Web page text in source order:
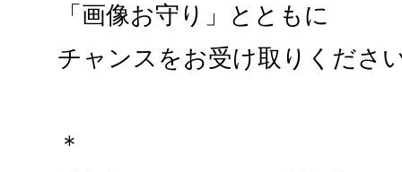
「画像お守り」とともに
チャンスをお受け取りくださ
＊